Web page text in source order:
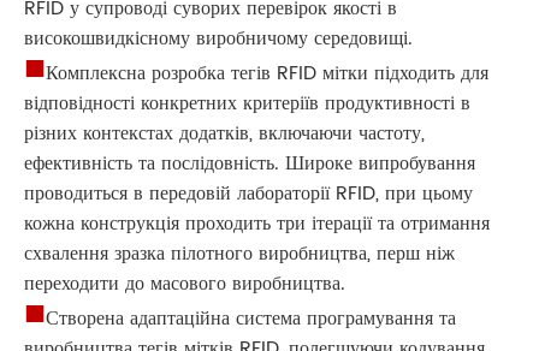
RFID у супроводі суворих перевірок якості в
високошвидкісному виробничому середовищі.
■Комплексна розробка тегів RFID мітки підходить для
відповідності конкретних критеріїв продуктивності в
різних контекстах додатків, включаючи частоту,
ефективність та послідовність. Широке випробування
проводиться в передовій лабораторії RFID, при цьому
кожна конструкція проходить три ітерації та отримання
схвалення зразка пілотного виробництва, перш ніж
переходити до масового виробництва.
■Створена адаптаційна система програмування та